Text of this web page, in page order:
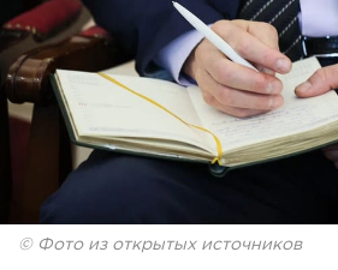
© Фото из открытых источников